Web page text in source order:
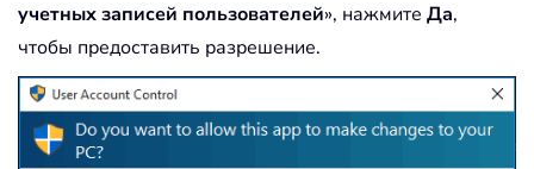
учетных записей пользователей», нажмите Да,
чтобы предоставить разрешение.